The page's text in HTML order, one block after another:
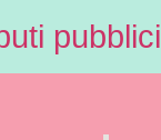
pubblici